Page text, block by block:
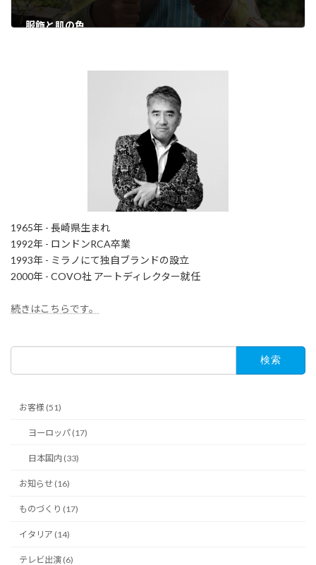
服飾と肌の色
1965年 - 長崎県生まれ
1992年 - ロンドンRCA卒業
1993年 - ミラノにて独自ブランドの設立
2000年 - COVO社 アートディレクター就任
続きはこちらです。
お客様 (51)
ヨーロッパ (17)
日本国内 (33)
お知らせ (16)
ものづくり (17)
イタリア (14)
テレビ出演 (6)